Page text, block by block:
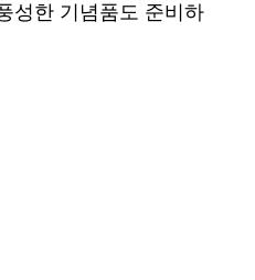
성한 기념품도 준비하